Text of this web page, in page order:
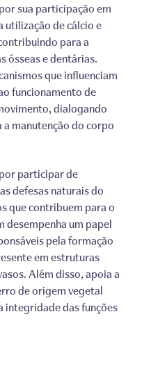
sua participação em
utilização de cálcio e
para a
ósseas e dentárias.
que influenciam
funcionamento de
dialogando
manutenção do corpo
participar de
defesas naturais do
que contribuem para o
desempenha um papel
pela formação
em estruturas
Além disso, apoia a
de origem vegetal
integridade das funções